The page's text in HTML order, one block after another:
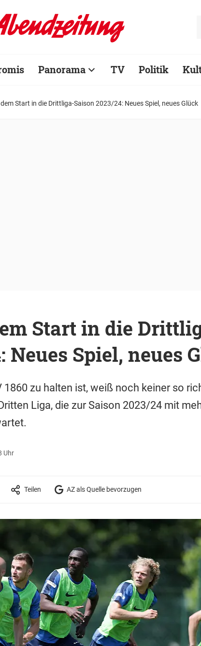
Panorama TV Politik
Start in die Drittliga-Saison 2023/24: Neues Spiel, neues Glück
Start in die
Neues Spiel, neues
zu halten ist, weiß noch keiner so
Liga, die zur Saison 2023/24 mit
Uhr
Teilen AZ als Quelle bevorzugen